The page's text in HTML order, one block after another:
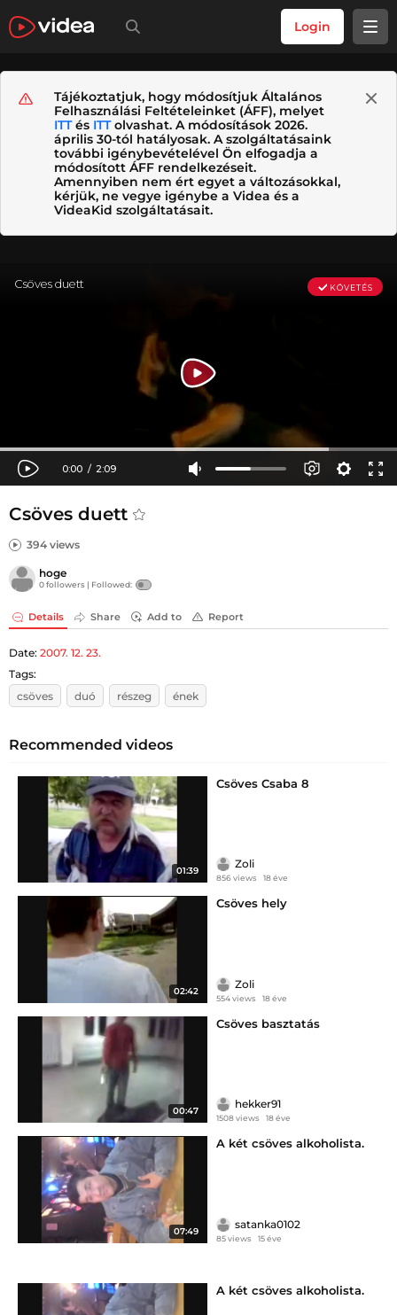
Login
Tájékoztatjuk, hogy módosítjuk Általános
Felhasználási Feltételeinket (ÁFF), melyet
ITTés ITTolvashat. A módosítások 2026.
április 30-tól hatályosak. A szolgáltatásaink
további igénybevételével Ön elfogadja a
módosított ÁFF rendelkezéseit.
Amennyiben nem ért egyet a változásokkal,
kérjük, ne vegye igénybe a Videa és a
VideaKid szolgáltatásait.
Csöves duett
394 views
hoge
0 followers | Followed:
Details Share Add to Report
Date: 2007. 12. 23.
Tags:
csöves
duó részeg ének
Recommended videos
01:39
Csöves Csaba 8
Zoli
856 views 18 éve
02:42
Csöves hely
Zoli
554 views 18 éve
00:47
Csöves basztatás
hekker91
1508 views 18 éve
07:49
A két csöves alkoholista.
satanka0102
85 views 15 éve
A két csöves alkoholista.